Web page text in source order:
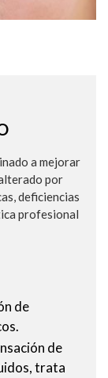
a mejorar
por
deficiencias
profesional
de
de
trata